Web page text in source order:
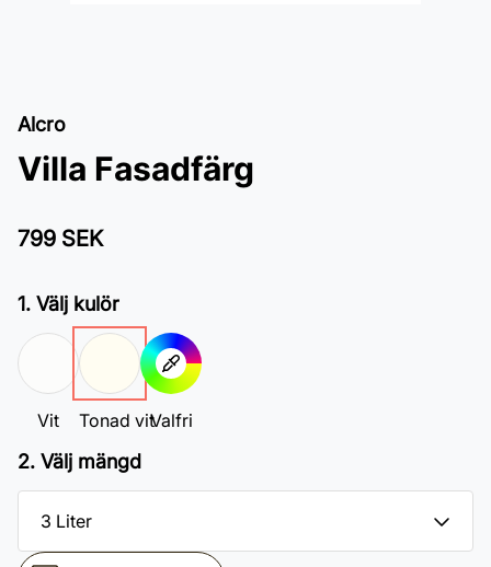
Alcro
Villa Fasadfärg
799 SEK
1. Välj kulör
Vit Tonad vitValfri
2. Välj mängd